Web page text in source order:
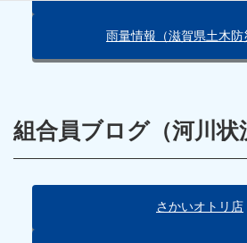
雨量情報（滋賀県土木防
組合員ブログ（河川状
さかいオトリ店